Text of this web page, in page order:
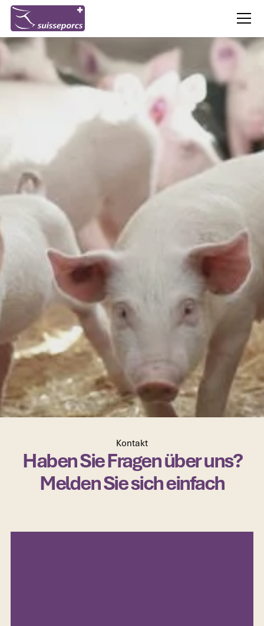
Kontakt
Haben Sie Fragen über uns?
Melden Sie sich einfach